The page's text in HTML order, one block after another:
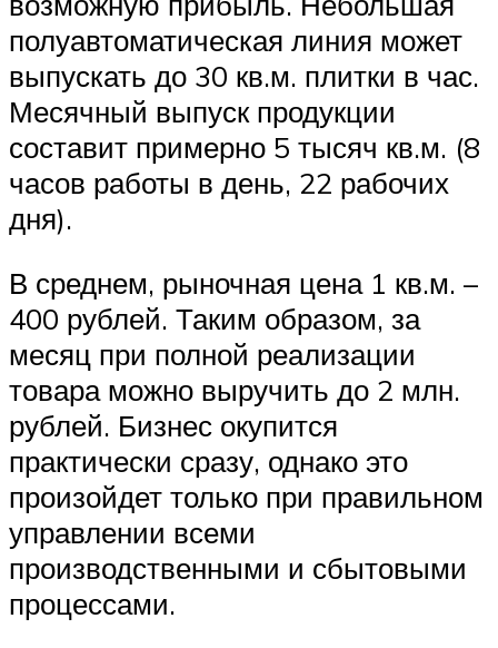
полуавтоматическая линия может
выпускать до 30 кв.м. плитки в час.
Месячный выпуск продукции
составит примерно 5 тысяч кв.м. (8
часов работы в день, 22 рабочих
дня).
В среднем, рыночная цена 1 кв.м. –
400 рублей. Таким образом, за
месяц при полной реализации
товара можно выручить до 2 млн.
рублей. Бизнес окупится
практически сразу, однако это
произойдет только при правильном
управлении всеми
производственными и сбытовыми
процессами.